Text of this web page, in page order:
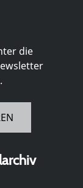
die